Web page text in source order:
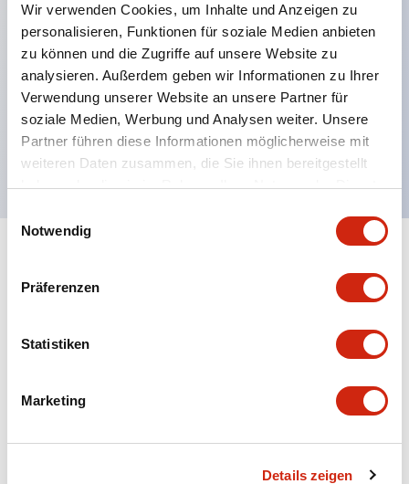
Wir verwenden Cookies, um Inhalte und Anzeigen zu
personalisieren, Funktionen für soziale Medien anbieten
zu können und die Zugriffe auf unsere Website zu
analysieren. Außerdem geben wir Informationen zu Ihrer
Verwendung unserer Website an unsere Partner für
soziale Medien, Werbung und Analysen weiter. Unsere
Partner führen diese Informationen möglicherweise mit
weiteren Daten zusammen, die Sie ihnen bereitgestellt
haben oder die sie im Rahmen Ihrer Nutzung der Dienste
Notwendig
Präferenzen
Statistiken
Marketing
Details zeigen
Schutzarten IP40 und IP65 vollständig verfügbar
(IEC 60529)
UL- und CSA-zertifiziert. Entspricht EN (Europa)
Normen. CCC-zertifiziert (außer Anzeigeleuchten).
Mit speziellem Zubehör leicht auf Φ22 Flash-
Silhouette umstellbar
Electrical Specifications (rated illuminated